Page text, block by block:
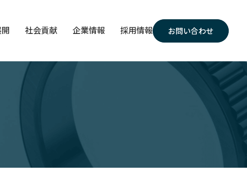
社会貢献 企業情報 採用情報 お問い合わせ